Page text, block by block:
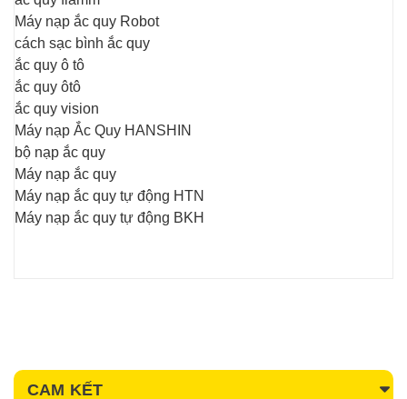
Máy nạp ắc quy Robot
cách sạc bình ắc quy
ắc quy ô tô
ắc quy ôtô
ắc quy vision
Máy nạp Ắc Quy HANSHIN
bộ nạp ắc quy
Máy nạp ắc quy
Máy nạp ắc quy tự động HTN
Máy nạp ắc quy tự động BKH
CAM KẾT